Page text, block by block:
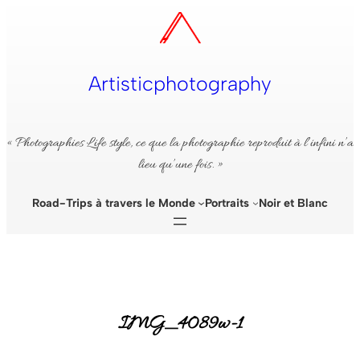
Artisticphotography
« Photographies Life style, ce que la photographie reproduit à l’infini n’a
lieu qu’une fois. »
Road-Trips à travers le Monde Portraits Noir et Blanc
IMG_4089w-1